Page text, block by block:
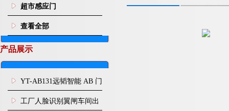
超市感应门
查看全部
产品展示
YT-AB131远韬智能 AB 门
闸机双通道互锁防尾随闸
工厂人脸识别翼闸车间出